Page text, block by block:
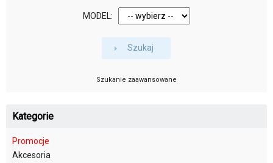
MODEL:
Szukaj
Szukanie zaawansowane
Kategorie
Promocje
Akcesoria